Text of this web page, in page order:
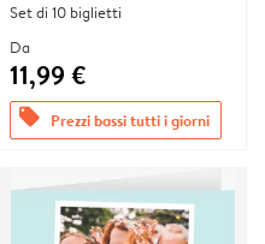
Set di 10 biglietti
Da
11,99 €
offers Prezzi bassi tutti i giorni